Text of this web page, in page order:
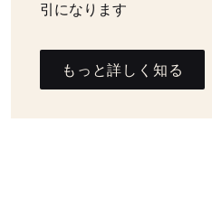
引になります
もっと詳しく知る